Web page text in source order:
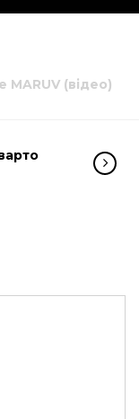
MARUV (відео)